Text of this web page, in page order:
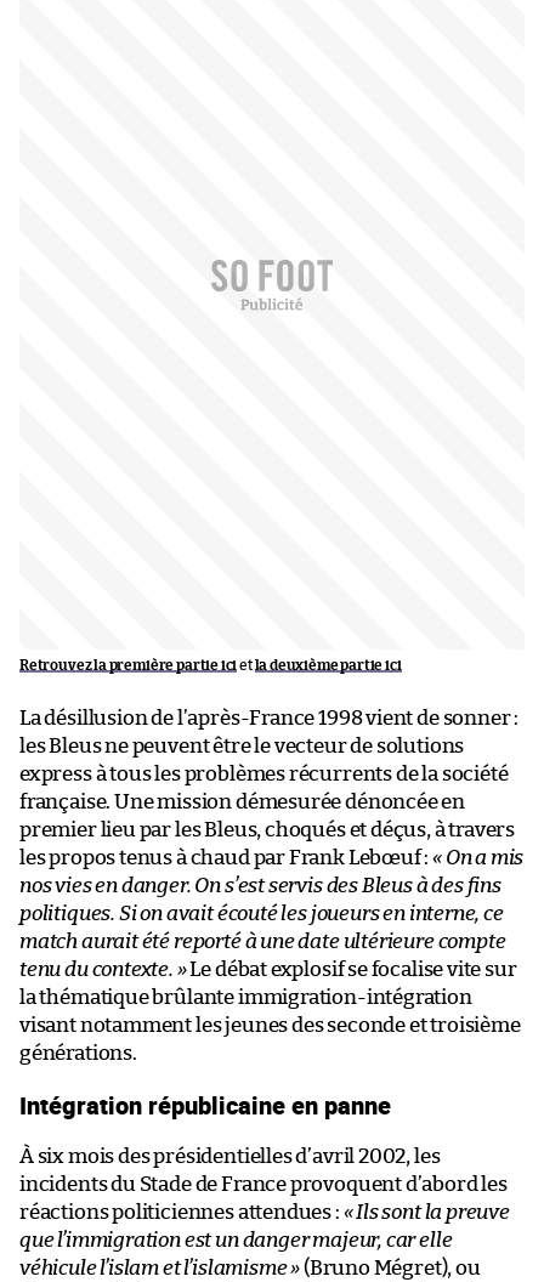
Retrouvez la première partie ici et la deuxième partie ici
La désillusion de l’après-France 1998 vient de sonner :
les Bleus ne peuvent être le vecteur de solutions
express à tous les problèmes récurrents de la société
française. Une mission démesurée dénoncée en
premier lieu par les Bleus, choqués et déçus, à travers
les propos tenus à chaud par Frank Lebœuf :« On a mis
nos vies en danger. On s’est servis des Bleus à des fins
politiques. Si on avait écouté les joueurs en interne, ce
match aurait été reporté à une date ultérieure compte
tenu du contexte. »Le débat explosif se focalise vite sur
la thématique brûlante immigration-intégration
visant notamment les jeunes des seconde et troisième
générations.
Intégration républicaine en panne
À six mois des présidentielles d’avril 2002, les
incidents du Stade de France provoquent d’abord les
réactions politiciennes attendues : « Ils sont la preuve
que l’immigration est un danger majeur, car elle
véhicule l’islam et l’islamisme »(Bruno Mégret), ou